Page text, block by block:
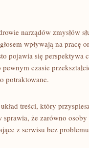
narządów zmysłów
wpływają na pracę
pojawia się perspektywa
czasie
potraktowane.
treści, który
sprawia, że zarówno
z serwisu bez